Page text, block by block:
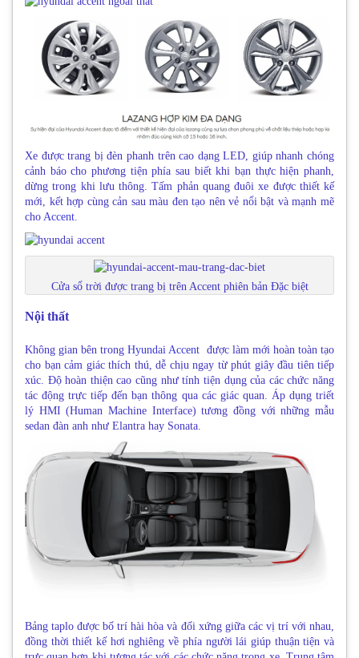
Xe được trang bị đèn phanh trên cao dạng LED, giúp nhanh chóng
cảnh báo cho phương tiện phía sau biết khi bạn thực hiện phanh,
dừng trong khi lưu thông. Tấm phản quang đuôi xe được thiết kế
mới, kết hợp cùng cản sau màu đen tạo nên vẻ nổi bật và mạnh mẽ
cho Accent.
Cửa sổ trời được trang bị trên Accent phiên bản Đặc biệt
Nội thất
Không gian bên trongHyundai Accent được làm mới hoàn toàn tạo
cho bạn cảm giác thích thú, dễ chịu ngay từ phút giây đầu tiên tiếp
xúc. Độ hoàn thiện cao cũng như tính tiện dụng của các chức năng
tác động trực tiếp đến bạn thông qua các giác quan. Áp dụng triết
lý HMI (Human Machine Interface) tương đồng với những mẫu
sedan đàn anh như Elantra hay Sonata.
Bảng taplo được bố trí hài hòa và đối xứng giữa các vị trí với nhau,
đồng thời thiết kế hơi nghiêng về phía người lái giúp thuận tiện và